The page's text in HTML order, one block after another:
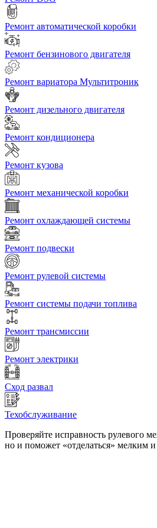
Ремонт автоматической коробки
Ремонт бензинового двигателя
Ремонт вариатора Мультитроник
Ремонт дизельного двигателя
Ремонт кондиционера
Ремонт кузова
Ремонт механической коробки
Ремонт охлаждающей системы
Ремонт подвески
Ремонт рулевой системы
Ремонт системы подачи топлива
Ремонт трансмиссии
Ремонт электрики
Сход развал
Техобслуживание
Проверяйте исправность рулевого
но и поможет «отделаться» мелким